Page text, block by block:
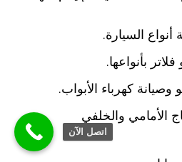
أنواع السيارة.
بأنواعها.
وصيانة كهرباء الأبواب.
الأمامي والخلفي
اتصل الآن